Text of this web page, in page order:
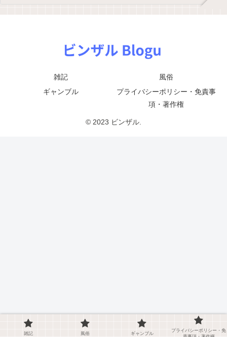
雑記
風俗
ギャンブル
プライバシーポリシー・免責事
項・著作権
© 2023 ビンザル.
雑記 風俗 ギャンブル
プライバシーポリシー・免